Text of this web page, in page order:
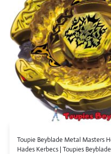
Toupie Beyblade Metal Masters
Hades Kerbecs | Toupies Beyblade